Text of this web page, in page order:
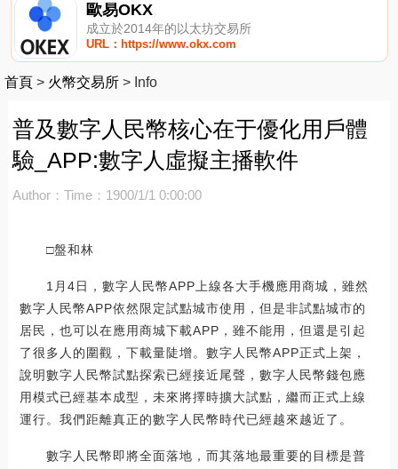
歐易OKX
成立於2014年的以太坊交易所
URL：https://www.okx.com
首頁 > 火幣交易所 > Info
普及數字人民幣核心在于優化用戶體
驗_APP:數字人虛擬主播軟件
Author： Time：1900/1/1 0:00:00
□盤和林
1月4日，數字人民幣APP上線各大手機應用商城，雖然
數字人民幣APP依然限定試點城市使用，但是非試點城市的
居民，也可以在應用商城下載APP，雖不能用，但還是引起
了很多人的圍觀，下載量陡增。數字人民幣APP正式上架，
說明數字人民幣試點探索已經接近尾聲，數字人民幣錢包應
用模式已經基本成型，未來將擇時擴大試點，繼而正式上線
運行。我們距離真正的數字人民幣時代已經越來越近了。
數字人民幣即將全面落地，而其落地最重要的目標是普